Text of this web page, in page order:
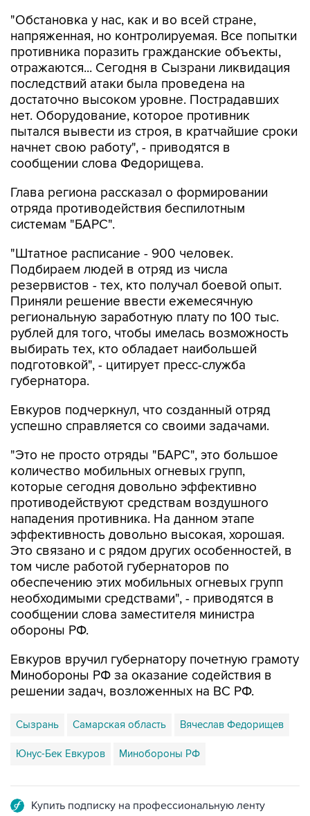
"Обстановка у нас, как и во всей стране,
напряженная, но контролируемая. Все попытки
противника поразить гражданские объекты,
отражаются... Сегодня в Сызрани ликвидация
последствий атаки была проведена на
достаточно высоком уровне. Пострадавших
нет. Оборудование, которое противник
пытался вывести из строя, в кратчайшие сроки
начнет свою работу", - приводятся в
сообщении слова Федорищева.
Глава региона рассказал о формировании
отряда противодействия беспилотным
системам "БАРС".
"Штатное расписание - 900 человек.
Подбираем людей в отряд из числа
резервистов - тех, кто получал боевой опыт.
Приняли решение ввести ежемесячную
региональную заработную плату по 100 тыс.
рублей для того, чтобы имелась возможность
выбирать тех, кто обладает наибольшей
подготовкой", - цитирует пресс-служба
губернатора.
Евкуров подчеркнул, что созданный отряд
успешно справляется со своими задачами.
"Это не просто отряды "БАРС", это большое
количество мобильных огневых групп,
которые сегодня довольно эффективно
противодействуют средствам воздушного
нападения противника. На данном этапе
эффективность довольно высокая, хорошая.
Это связано и с рядом других особенностей, в
том числе работой губернаторов по
обеспечению этих мобильных огневых групп
необходимыми средствами", - приводятся в
сообщении слова заместителя министра
обороны РФ.
Евкуров вручил губернатору почетную грамоту
Минобороны РФ за оказание содействия в
решении задач, возложенных на ВС РФ.
Сызрань Самарская область Вячеслав Федорищев
Юнус-Бек Евкуров Минобороны РФ
Купить подписку на профессиональную ленту